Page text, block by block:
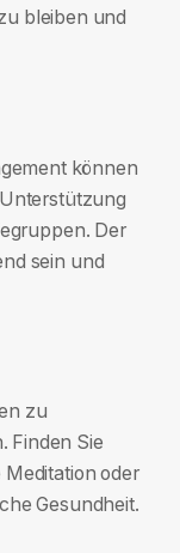
bleiben und
können
Der
sein und
zu
Finden Sie
oder
Gesundheit.